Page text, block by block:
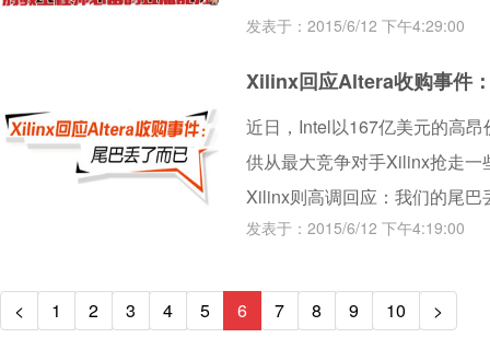
发表于：2015/6/12 下午4:29:00
Xilinx回应Altera收购事件
近日，Intel以167亿美元的高
供从最大竞争对手Xilinx抢走
Xilinx则高调回应：我们的尾巴
发表于：2015/6/12 下午4:19:00
< 1 2 3 4 5 6 7 8 9 10 >